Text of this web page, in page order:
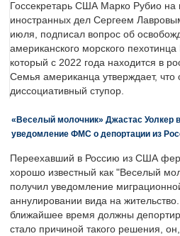
Госсекретарь США Марко Рубио на
иностранных дел Сергеем
июля, подписал вопрос об
американского морского
который с 2022 года находится в
Семья американца утверждает, что
диссоциативный ступор.
«Веселый молочник» Джастас Уолкер
уведомление ФМС о депортации из
Переехавший в Россию из США
хорошо известный как "Веселый
получил уведомление
аннулировании вида на
ближайшее время должны
стало причиной такого решения,